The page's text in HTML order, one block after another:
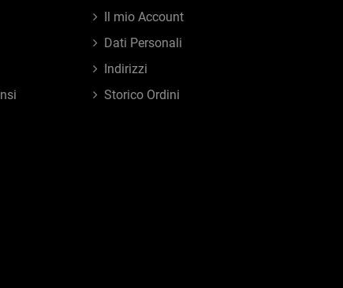
Il mio Account
Dati Personali
Indirizzi
Storico Ordini